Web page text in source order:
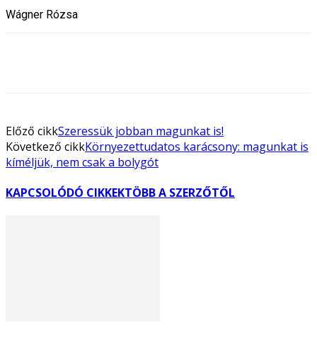
Wágner Rózsa
Előző cikkSzeressük jobban magunkat is!
Következő cikkKörnyezettudatos karácsony: magunkat is
kíméljük, nem csak a bolygót
KAPCSOLÓDÓ CIKKEKTÖBB A SZERZŐTŐL